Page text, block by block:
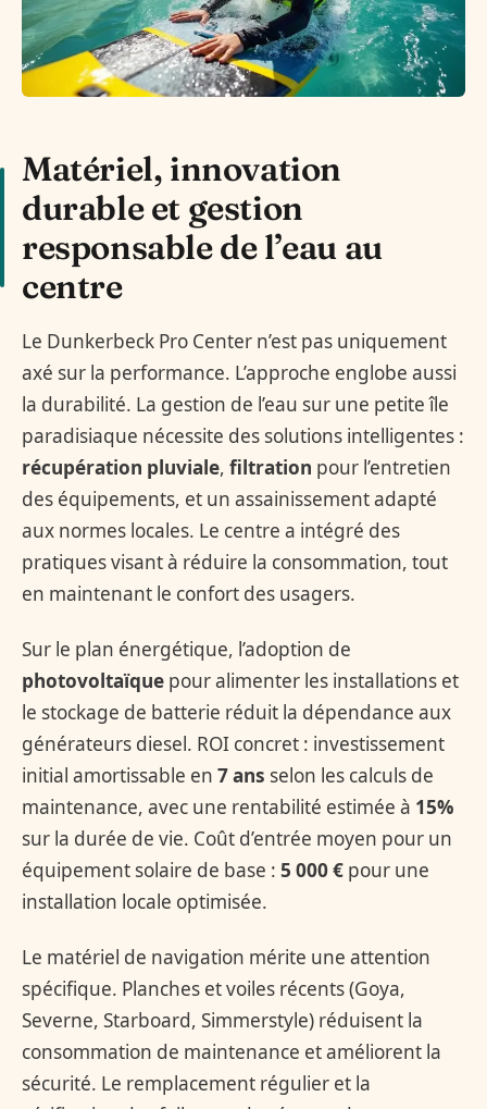
Matériel, innovation
durable et gestion
responsable de l’eau au
centre
Le Dunkerbeck Pro Center n’est pas uniquement
axé sur la performance. L’approche englobe aussi
la durabilité. La gestion de l’eau sur une petite île
paradisiaque nécessite des solutions intelligentes :
récupération pluviale, filtration pour l’entretien
des équipements, et un assainissement adapté
aux normes locales. Le centre a intégré des
pratiques visant à réduire la consommation, tout
en maintenant le confort des usagers.
Sur le plan énergétique, l’adoption de
photovoltaïque pour alimenter les installations et
le stockage de batterie réduit la dépendance aux
générateurs diesel. ROI concret : investissement
initial amortissable en 7 ans selon les calculs de
maintenance, avec une rentabilité estimée à 15%
sur la durée de vie. Coût d’entrée moyen pour un
équipement solaire de base : 5 000 € pour une
installation locale optimisée.
Le matériel de navigation mérite une attention
spécifique. Planches et voiles récents (Goya,
Severne, Starboard, Simmerstyle) réduisent la
consommation de maintenance et améliorent la
sécurité. Le remplacement régulier et la